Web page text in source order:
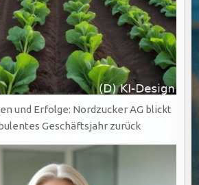
und Erfolge: Nordzucker AG blickt
Geschäftsjahr zurück